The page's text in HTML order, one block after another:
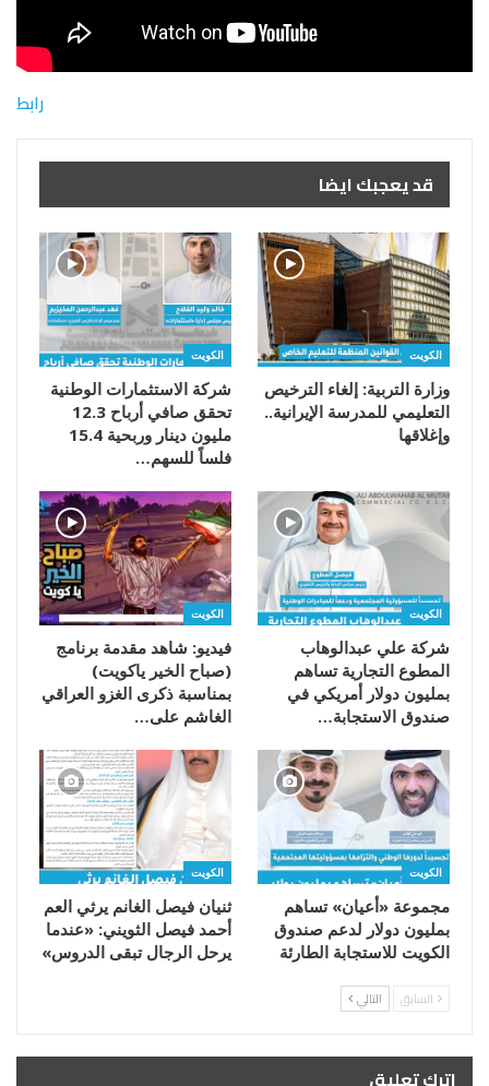
رابط
قد يعجبك ايضا
الكويت
وزارة التربية: إلغاء الترخيص
التعليمي للمدرسة الإيرانية..
وإغلاقها
الكويت
شركة الاستثمارات الوطنية
تحقق صافي أرباح 12.3
مليون دينار وربحية 15.4
فلساً للسهم…
الكويت
شركة علي عبدالوهاب
المطوع التجارية تساهم
بمليون دولار أمريكي في
صندوق الاستجابة…
الكويت
فيديو: شاهد مقدمة برنامج
(صباح الخير ياكويت)
بمناسبة ذكرى الغزو العراقي
الغاشم على…
الكويت
مجموعة «أعيان» تساهم
بمليون دولار لدعم صندوق
الكويت للاستجابة الطارئة
الكويت
ثنيان فيصل الغانم يرثي العم
أحمد فيصل الثويني: «عندما
يرحل الرجال تبقى الدروس»
السابق التالي